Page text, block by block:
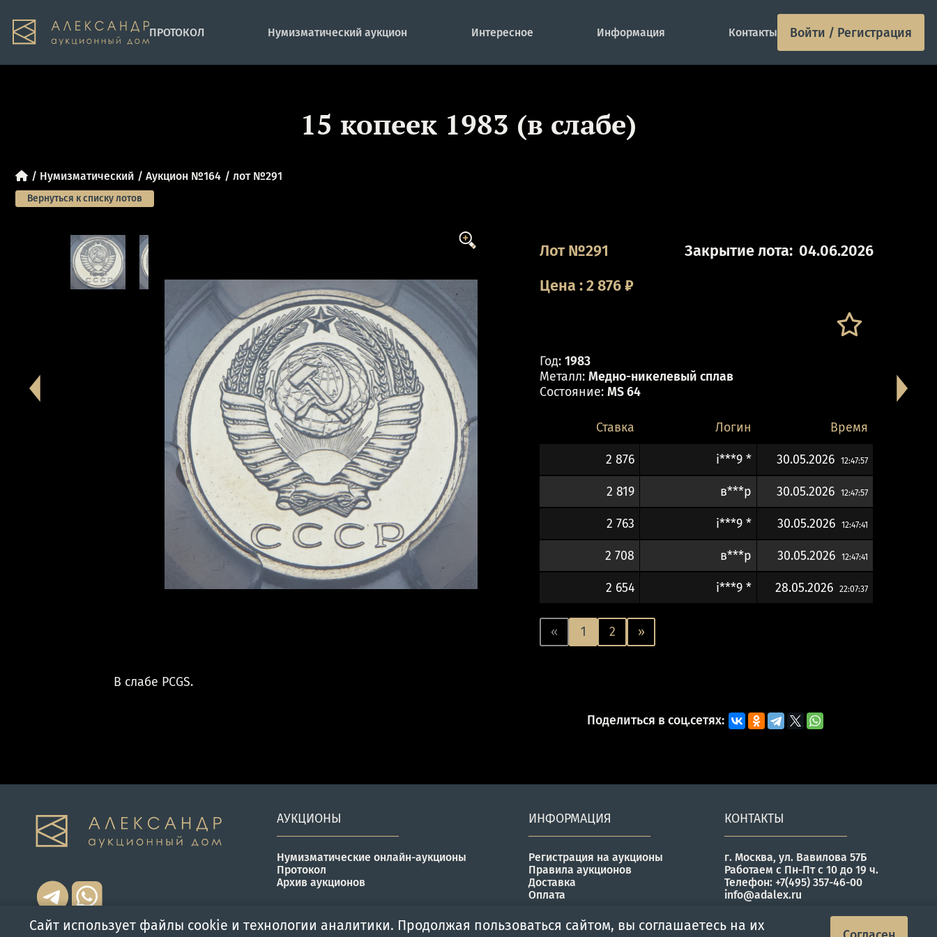
ПРОТОКОЛ Нумизматический аукцион Интересное Информация Контакты Войти / Регистрация
15 копеек 1983 (в слабе)
Нумизматический Аукцион №164 лот №291
Вернуться к списку лотов
Лот №291 Закрытие лота: 04.06.2026
Цена:2 876 ₽
Год: 1983
Металл: Медно-никелевый сплав
Состояние: MS 64
Ставка Логин Время
2 876 i***9 * 30.05.2026 12:47:57
2 819 в***р 30.05.2026 12:47:57
2 763 i***9 * 30.05.2026 12:47:41
2 708 в***р 30.05.2026 12:47:41
2 654 i***9 * 28.05.2026 22:07:37
« 1 2 »
В слабе PCGS.
Поделиться в соц.сетях:
АУКЦИОНЫ
Нумизматические онлайн-аукционы
Протокол
Архив аукционов
ИНФОРМАЦИЯ
Регистрация на аукционы
Правила аукционов
Доставка
Оплата
КОНТАКТЫ
г. Москва, ул. Вавилова 57Б
Работаем с Пн-Пт с 10 до 19 ч.
Телефон: +7(495) 357-46-00
info@adalex.ru
Сайт использует файлы cookie и технологии аналитики. Продолжая пользоваться сайтом, вы соглашаетесь на их